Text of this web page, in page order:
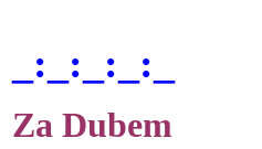
_:_:_:_:_
Za Dubem